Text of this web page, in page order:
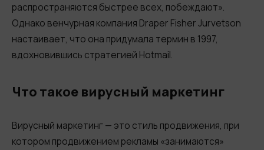
распространяются быстрее всех, побеждают».
Однако венчурная компания Draper Fisher Jurvetson
настаивает, что она придумала термин в 1997,
вдохновившись стратегией Hotmail.
Что такое вирусный маркетинг
Вирусный маркетинг — это стиль продвижения, при
котором продвижением рекламы «занимаются»